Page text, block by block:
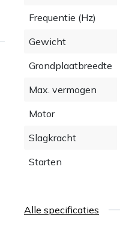
Frequentie (Hz)
Gewicht
Grondplaatbreedte
Max. vermogen
Motor
Slagkracht
Starten
Alle specificaties